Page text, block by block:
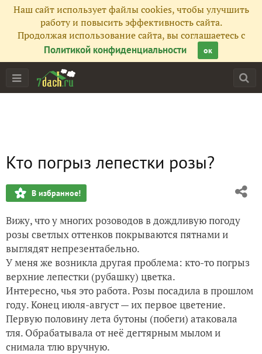
Наш сайт использует файлы cookies, чтобы улучшить
работу и повысить эффективность сайта.
Продолжая использование сайта, вы соглашаетесь с
Политикой конфиденциальности
ок
Кто погрыз лепестки розы?
В избранное!
Вижу, что у многих розоводов в дождливую погоду
розы светлых оттенков покрываются пятнами и
выглядят непрезентабельно.
У меня же возникла другая проблема: кто-то погрыз
верхние лепестки (рубашку) цветка.
Интересно, чья это работа. Розы посадила в прошлом
году. Конец июля-август — их первое цветение.
Первую половину лета бутоны (побеги) атаковала
тля. Обрабатывала от неё дегтярным мылом и
снимала тлю вручную.